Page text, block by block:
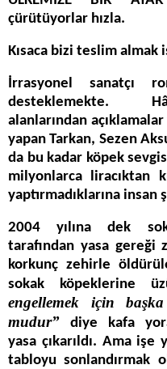
çürütüyorlar hızla.
Kısaca bizi teslim almak
İrrasyonel sanatçı
desteklemekte.
alanlarından
yapan Tarkan, Sezen
da bu kadar köpek
milyonlarca liracıktan
yaptırmadıklarına insan
2004 yılına dek
tarafından yasa
korkunç zehirle
sokak köpeklerine
engellemek için
mudur” diye kafa
yasa çıkarıldı. Ama
tabloyu sonlandırmak